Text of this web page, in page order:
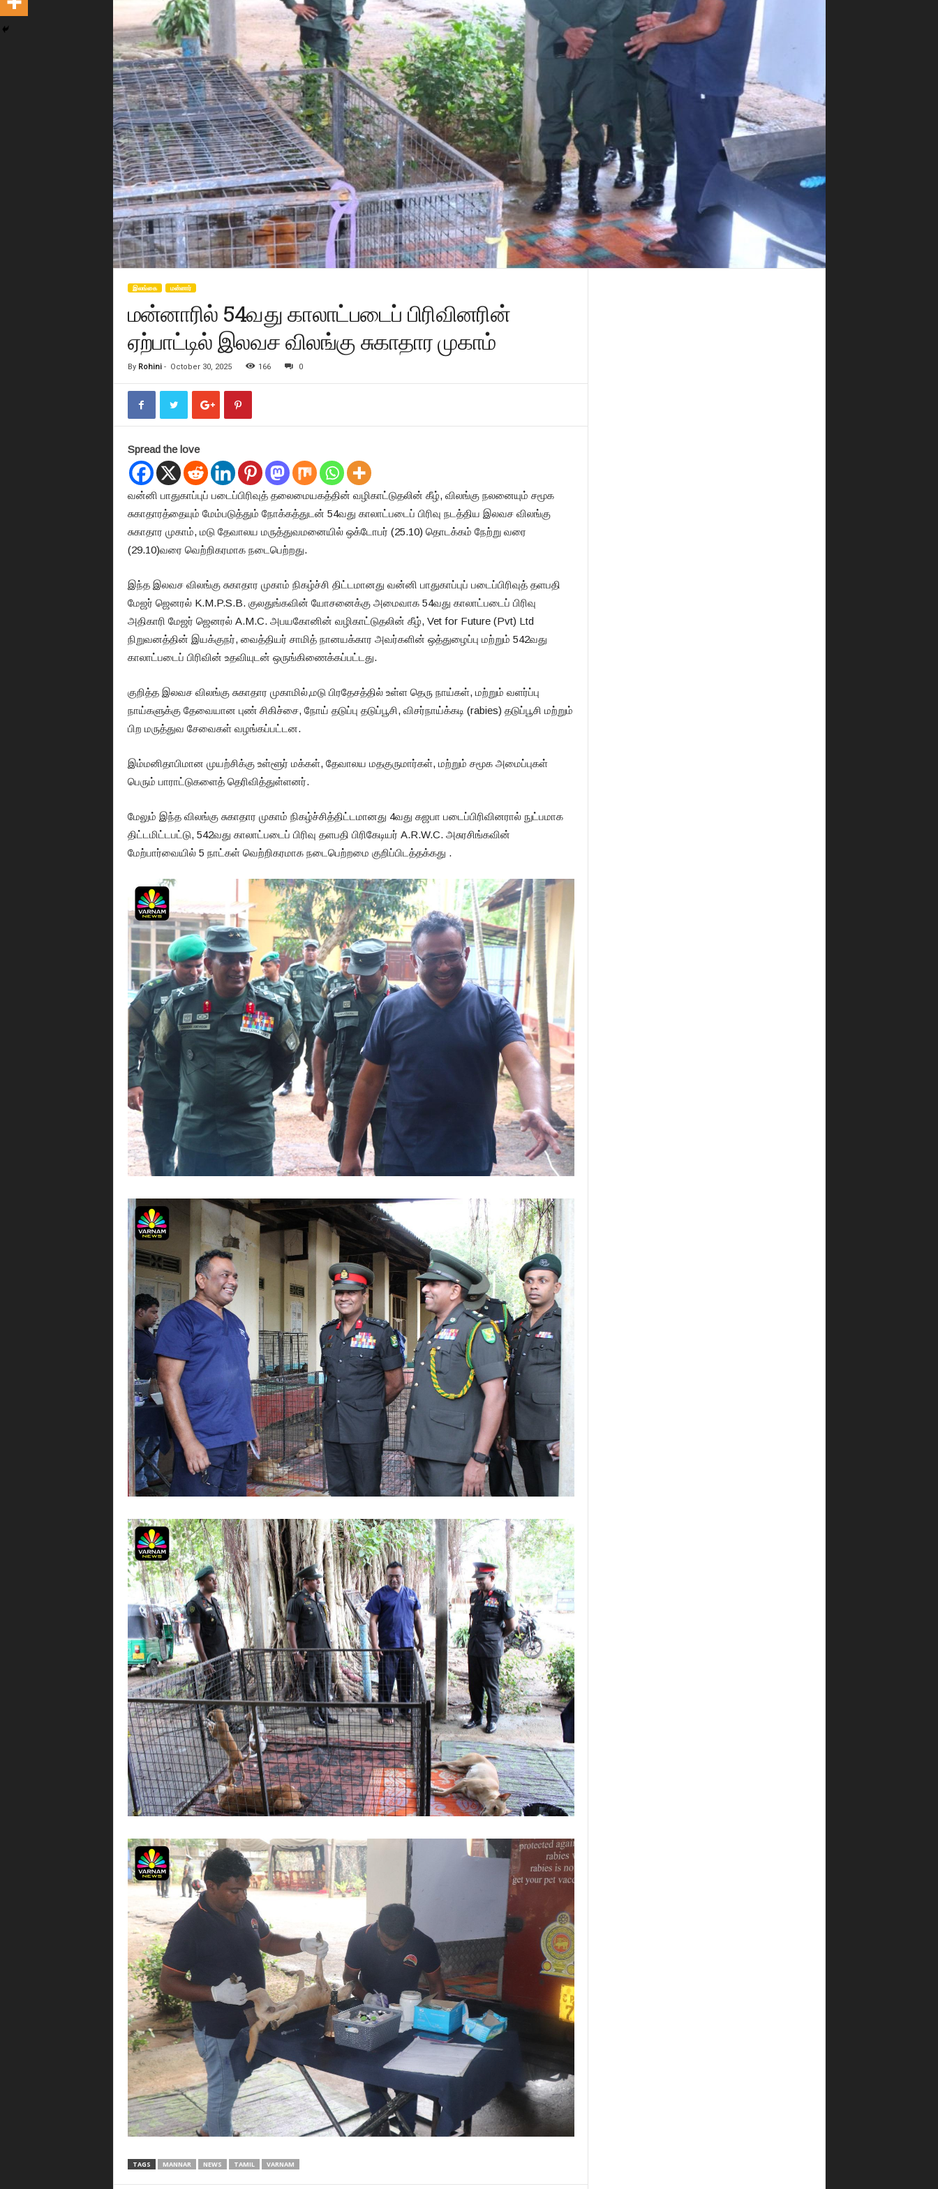
இலங்கை மன்னார்
மன்னாரில் 54வது காலாட்படைப் பிரிவினரின்
ஏற்பாட்டில் இலவச விலங்கு சுகாதார முகாம்
By Rohini- October 30, 2025 166 0
Spread the love
வன்னி பாதுகாப்புப் படைப்பிரிவுத் தலைமையகத்தின் வழிகாட்டுதலின் கீழ், விலங்கு நலனையும் சமூக
சுகாதாரத்தையும் மேம்படுத்தும் நோக்கத்துடன் 54வது காலாட்படைப் பிரிவு நடத்திய இலவச விலங்கு
சுகாதார முகாம், மடு தேவாலய மருத்துவமனையில் ஒக்டோபர் (25.10) தொடக்கம் நேற்று வரை
(29.10)வரை வெற்றிகரமாக நடைபெற்றது.
இந்த இலவச விலங்கு சுகாதார முகாம் நிகழ்ச்சி திட்டமானது வன்னி பாதுகாப்புப் படைப்பிரிவுத் தளபதி
மேஜர் ஜெனரல் K.M.P.S.B. குலதுங்கவின் யோசனைக்கு அமைவாக 54வது காலாட்படைப் பிரிவு
அதிகாரி மேஜர் ஜெனரல் A.M.C. அபயகோனின் வழிகாட்டுதலின் கீழ், Vet for Future (Pvt) Ltd
நிறுவனத்தின் இயக்குநர், வைத்தியர் சாமித் நானயக்கார அவர்களின் ஒத்துழைப்பு மற்றும் 542வது
காலாட்படைப் பிரிவின் உதவியுடன் ஒருங்கிணைக்கப்பட்டது.
குறித்த இலவச விலங்கு சுகாதார முகாமில்,மடு பிரதேசத்தில் உள்ள தெரு நாய்கள், மற்றும் வளர்ப்பு
நாய்களுக்கு தேவையான புண் சிகிச்சை, நோய் தடுப்பு தடுப்பூசி, விசர்நாய்க்கடி (rabies) தடுப்பூசி மற்றும்
பிற மருத்துவ சேவைகள் வழங்கப்பட்டன.
இம்மனிதாபிமான முயற்சிக்கு உள்ளூர் மக்கள், தேவாலய மதகுருமார்கள், மற்றும் சமூக அமைப்புகள்
பெரும் பாராட்டுகளைத் தெரிவித்துள்ளனர்.
மேலும் இந்த விலங்கு சுகாதார முகாம் நிகழ்ச்சித்திட்டமானது 4வது கஜபா படைப்பிரிவினரால் நுட்பமாக
திட்டமிட்டபட்டு, 542வது காலாட்படைப் பிரிவு தளபதி பிரிகேடியர் A.R.W.C. அசுரசிங்கவின்
மேற்பார்வையில் 5 நாட்கள் வெற்றிகரமாக நடைபெற்றமை குறிப்பிடத்தக்கது .
TAGS MANNAR NEWS TAMIL VARNAM